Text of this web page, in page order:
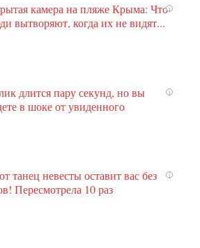
i
камера на пляже Крыма: Что
вытворяют, когда их не видят...
i
длится пару секунд, но вы
в шоке от увиденного
i
танец невесты оставит вас без
Пересмотрела 10 раз